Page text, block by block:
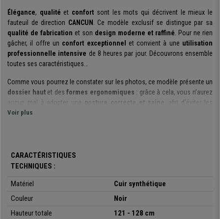
Élégance, qualité et confort sont les mots qui décrivent le mieux le
fauteuil de direction CANCUN . Ce modèle exclusif se distingue par sa
qualité de fabrication et son design moderne et raffiné. Pour ne rien
gâcher, il offre un confort exceptionnel et convient à une utilisation
professionnelle intensive de 8 heures par jour. Découvrons ensemble
toutes ses caractéristiques…
Comme vous pourrez le constater sur les photos, ce modèle présente un
dossier hautet des formes ergonomiques : grâce à cela, vous n’aurez
aucun mal à adopter une
posture correcte et saine
, afin d’éviter les
douleurs et contractures. De plus, le dossier comme l’assise sont
Ce modèle comprend un
qui vous permettra d’incliner votre fauteuil en arrière et de bloquer sa
position. Vous pourrez également décider de laisser le basculement libre,
selon vos envies. Ce système est très utileet vous garantira
peut être réglée
en fonction du poids de l’utilisateur : un réel plus en
termes d’adaptabilité !
Voir plus
CARACTÉRISTIQUES
TECHNIQUES :
Matériel
Cuir synthétique
Couleur
Noir
Hauteur totale
121 - 128 cm